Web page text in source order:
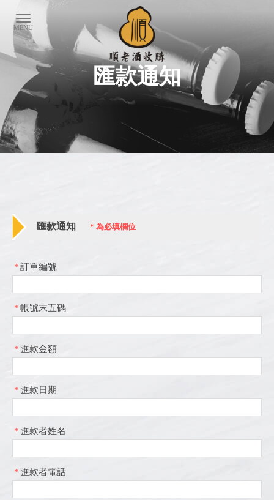
匯款通知
匯款通知 * 為必填欄位
*訂單編號
*帳號末五碼
* 匯款金額
* 匯款日期
* 匯款者姓名
* 匯款者電話